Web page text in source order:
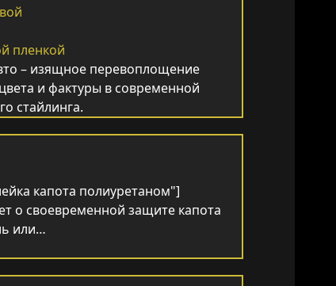
пленкой
– изящное перевоплощение
и фактуры в современной
стайлинга.
капота полиуретаном"]
о своевременной защите капота
или…